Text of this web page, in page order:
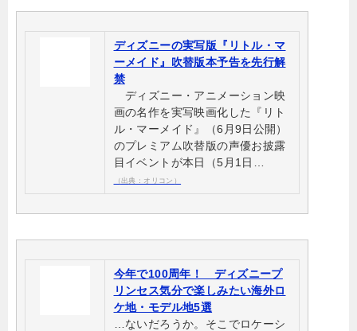
ディズニーの実写版『リトル・マ
ーメイド』吹替版本予告を先行解
禁
ディズニー・アニメーション映
画の名作を実写映画化した『リト
ル・マーメイド』（6月9日公開）
のプレミアム吹替版の声優お披露
目イベントが本日（5月1日…
（出典：オリコン）
今年で100周年！ ディズニープ
リンセス気分で楽しみたい海外ロ
ケ地・モデル地5選
…ないだろうか。そこでロケーシ